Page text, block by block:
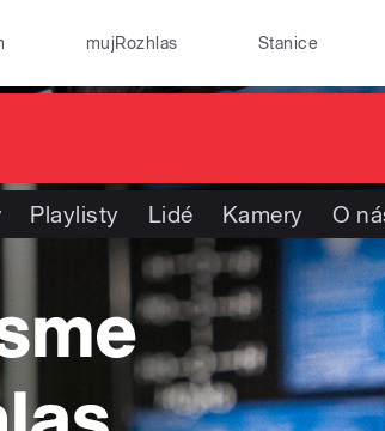
mujRozhlas Stanice
Playlisty Lidé Kamery O